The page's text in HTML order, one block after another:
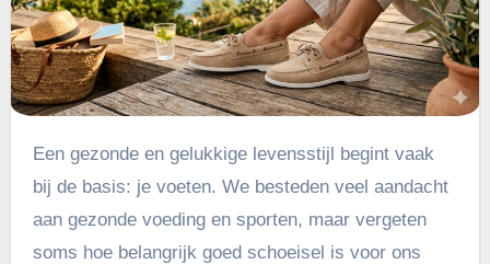
Een gezonde en gelukkige levensstijl begint vaak
bij de basis: je voeten. We besteden veel aandacht
aan gezonde voeding en sporten, maar vergeten
soms hoe belangrijk goed schoeisel is voor ons